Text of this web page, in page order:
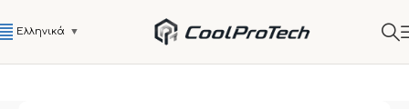
Ελληνικά ▼